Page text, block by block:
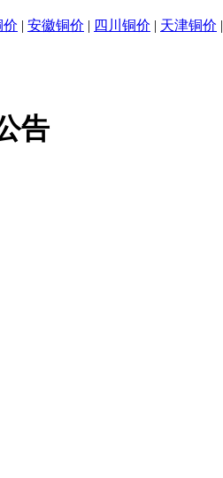
价 | 安徽铜价 | 四川铜价 | 天津铜价 |
告